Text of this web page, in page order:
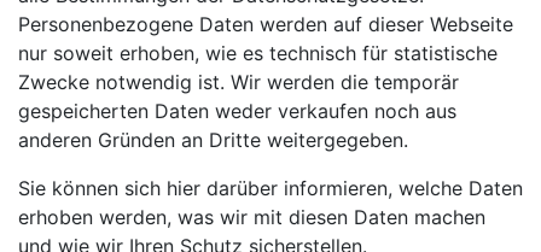
Personenbezogene Daten werden auf dieser Webseite
nur soweit erhoben, wie es technisch für statistische
Zwecke notwendig ist. Wir werden die temporär
gespeicherten Daten weder verkaufen noch aus
anderen Gründen an Dritte weitergegeben.
Sie können sich hier darüber informieren, welche Daten
erhoben werden, was wir mit diesen Daten machen
und wie wir Ihren Schutz sicherstellen.